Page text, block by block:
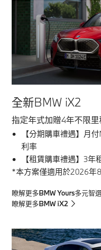
全新BMW iX2
指定年式加贈4年不限
【分期購車禮遇】月
利率
【租賃購車禮遇】3年
*本方案僅適用於2026年
瞭解更多BMW Yours多元智
瞭解更多BMW iX2